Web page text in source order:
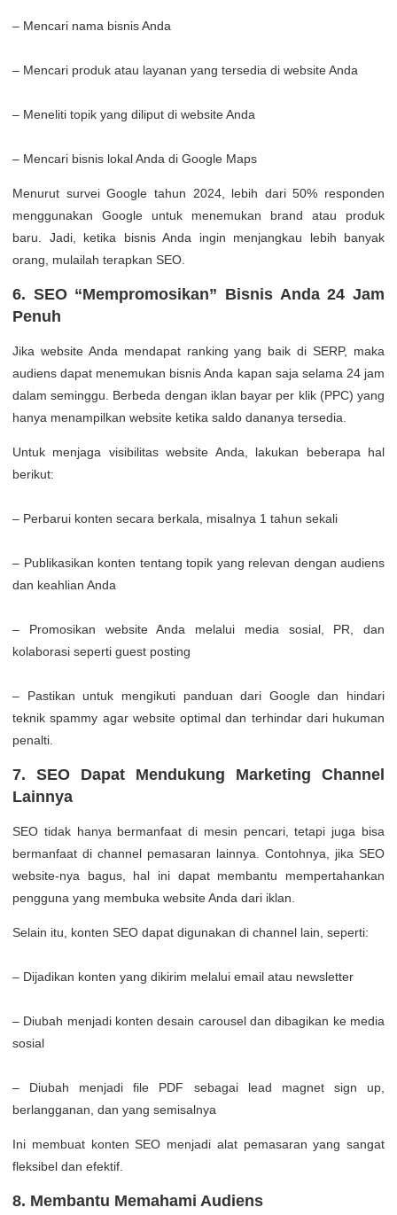
– Mencari nama bisnis Anda
– Mencari produk atau layanan yang tersedia di website Anda
– Meneliti topik yang diliput di website Anda
– Mencari bisnis lokal Anda di Google Maps
Menurut survei Google tahun 2024, lebih dari 50% responden
menggunakan Google untuk menemukan brand atau produk
baru. Jadi, ketika bisnis Anda ingin menjangkau lebih banyak
orang, mulailah terapkan SEO.
6. SEO “Mempromosikan” Bisnis Anda 24 Jam
Penuh
Jika website Anda mendapat ranking yang baik di SERP, maka
audiens dapat menemukan bisnis Anda kapan saja selama 24 jam
dalam seminggu. Berbeda dengan iklan bayar per klik (PPC) yang
hanya menampilkan website ketika saldo dananya tersedia.
Untuk menjaga visibilitas website Anda, lakukan beberapa hal
berikut:
– Perbarui konten secara berkala, misalnya 1 tahun sekali
– Publikasikan konten tentang topik yang relevan dengan audiens
dan keahlian Anda
– Promosikan website Anda melalui media sosial, PR, dan
kolaborasi seperti guest posting
– Pastikan untuk mengikuti panduan dari Google dan hindari
teknik spammy agar website optimal dan terhindar dari hukuman
penalti.
7. SEO Dapat Mendukung Marketing Channel
Lainnya
SEO tidak hanya bermanfaat di mesin pencari, tetapi juga bisa
bermanfaat di channel pemasaran lainnya. Contohnya, jika SEO
website-nya bagus, hal ini dapat membantu mempertahankan
pengguna yang membuka website Anda dari iklan.
Selain itu, konten SEO dapat digunakan di channel lain, seperti:
– Dijadikan konten yang dikirim melalui email atau newsletter
– Diubah menjadi konten desain carousel dan dibagikan ke media
sosial
– Diubah menjadi file PDF sebagai lead magnet sign up,
berlangganan, dan yang semisalnya
Ini membuat konten SEO menjadi alat pemasaran yang sangat
fleksibel dan efektif.
8. Membantu Memahami Audiens